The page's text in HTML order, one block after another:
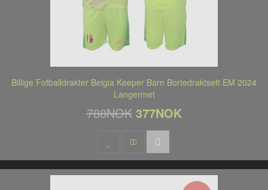
Billige Fotballdrakter Belgia Keeper Barn Bortedraktsett EM 2024
Langermet
788NOK 377NOK